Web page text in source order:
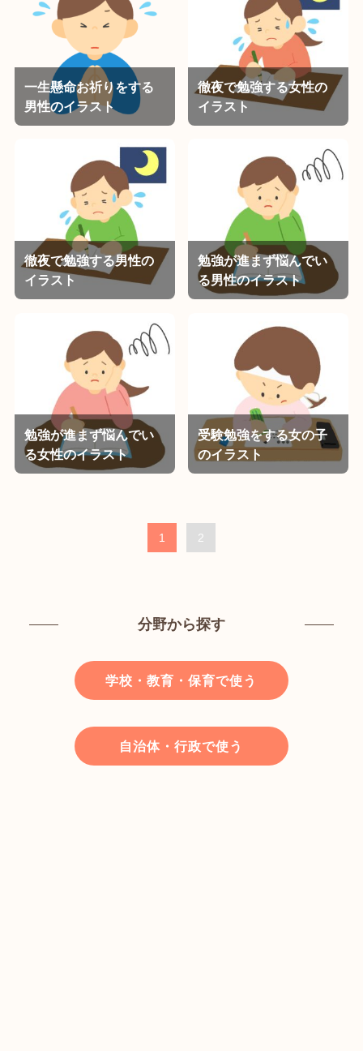
一生懸命お祈りをする
男性のイラスト
徹夜で勉強する女性の
イラスト
徹夜で勉強する男性の
イラスト
勉強が進まず悩んでい
る男性のイラスト
勉強が進まず悩んでい
る女性のイラスト
受験勉強をする女の子
のイラスト
1 2
分野から探す
学校・教育・保育で使う
自治体・行政で使う